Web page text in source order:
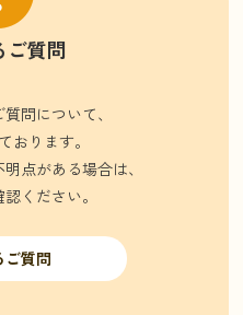
ご質問
問について、
おります。
点がある場合は、
ください。
ご質問